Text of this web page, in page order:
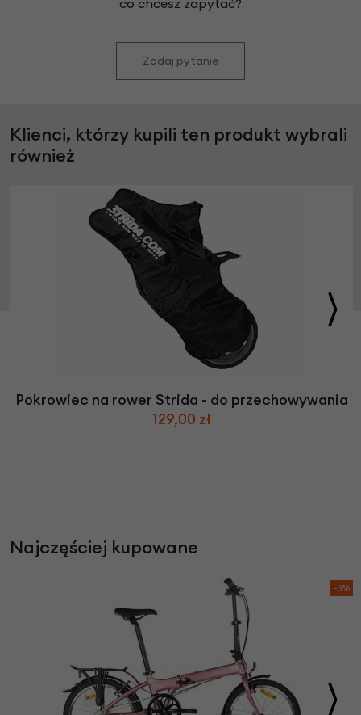
co chcesz zapytać?
Zadaj pytanie
Klienci, którzy kupili ten produkt wybrali
również
Pokrowiec na rower Strida - do przechowywania
129,00 zł
Najczęściej kupowane
-6%